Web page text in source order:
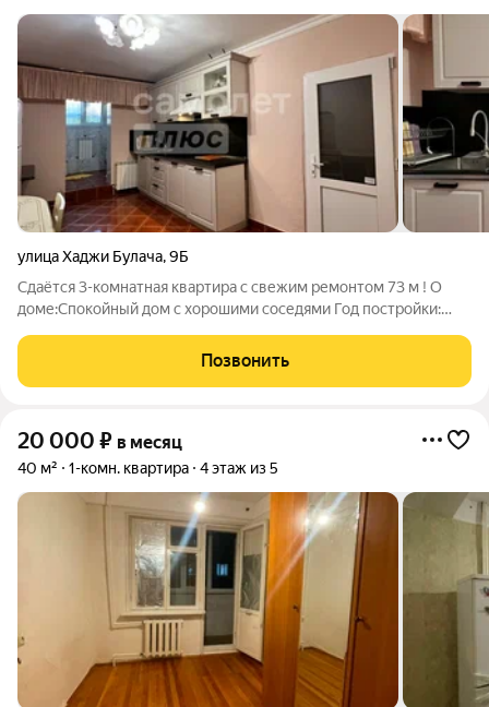
улица Хаджи Булача,9Б
Сдаётся 3-комнатная квартира с свежим ремонтом 73 м ! О
доме:Спокойный дом с хорошими соседями Год постройки:
Открытая во дворе Отопление: Центральное О
квартире:Площадь : 73м2 Просторная кухня с
Позвонить
20 000 ₽ в месяц
40 м² 1-комн. квартира 4 этаж из 5